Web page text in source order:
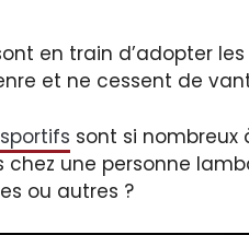
en train d’adopter
et ne cessent de
sont si nombreux
une personne
ou autres ?